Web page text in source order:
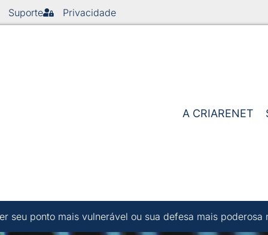
Suporte Privacidade
A CRIARENET
seu ponto mais vulnerável ou sua defesa mais poderosa